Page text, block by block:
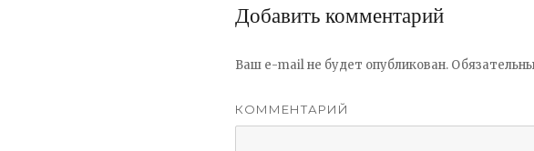
Добавить комментарий
Ваш e-mail не будет опубликован.
КОММЕНТАРИЙ